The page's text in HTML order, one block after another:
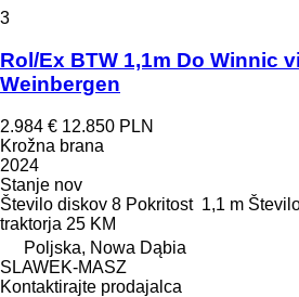
3
Rol/Ex BTW 1,1m Do Winnic
Weinbergen
2.984 € 12.850 PLN
Krožna brana
2024
Stanje nov
Število diskov 8 Pokritost 1,1 m
traktorja 25 KM
Poljska, Nowa Dąbia
SLAWEK-MASZ
Kontaktirajte prodajalca